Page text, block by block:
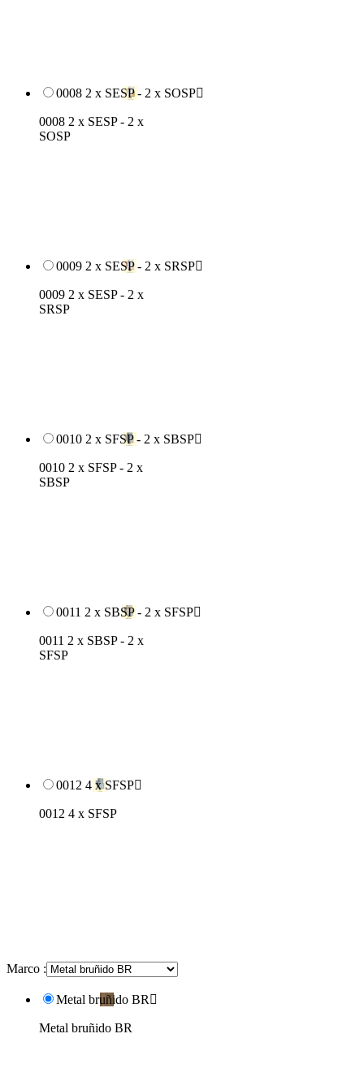
0008 2 x SESP - 2 x SOSP
0008 2 x SESP - 2 x
SOSP
0009 2 x SESP - 2 x SRSP
0009 2 x SESP - 2 x
SRSP
0010 2 x SFSP - 2 x SBSP
0010 2 x SFSP - 2 x
SBSP
0011 2 x SBSP - 2 x SFSP
0011 2 x SBSP - 2 x
SFSP
0012 4 x SFSP
0012 4 x SFSP
Marco :
Metal bruñido BR 
Metal bruñido BR